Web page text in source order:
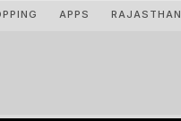
APPS RAJASTHAN